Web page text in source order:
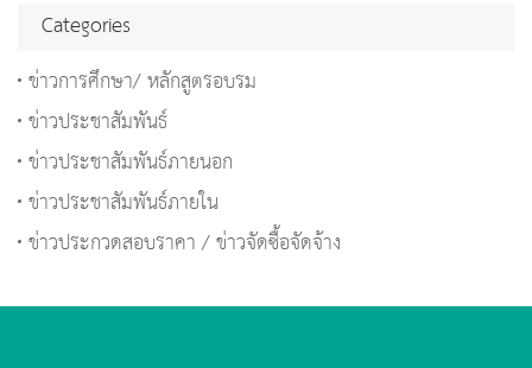
Categories
ข่าวการศึกษา/ หลักสูตรอบรม
ข่าวประชาสัมพันธ์
ข่าวประชาสัมพันธ์ภายนอก
ข่าวประชาสัมพันธ์ภายใน
ข่าวประกวดสอบราคา / ข่าวจัดซื้อจัดจ้าง